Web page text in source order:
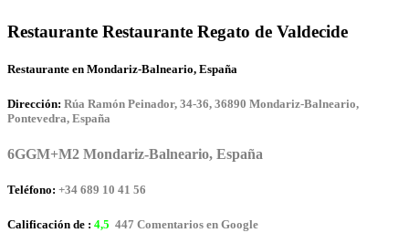
Restaurante Restaurante Regato de Valdecide
Restaurante en Mondariz-Balneario, España
Dirección: Rúa Ramón Peinador, 34-36, 36890 Mondariz-Balneario,
Pontevedra, España
6GGM+M2 Mondariz-Balneario, España
Teléfono: +34 689 10 41 56
Calificación de : 4,5 447 Comentarios en Google